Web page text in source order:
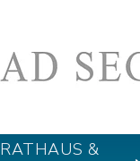
RATHAUS &